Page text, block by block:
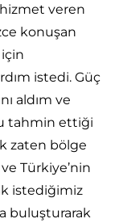
veren
konuşan
istedi. Güç
aldım ve
tahmin ettiği
zaten bölge
Türkiye’nin
istediğimiz
buluşturarak